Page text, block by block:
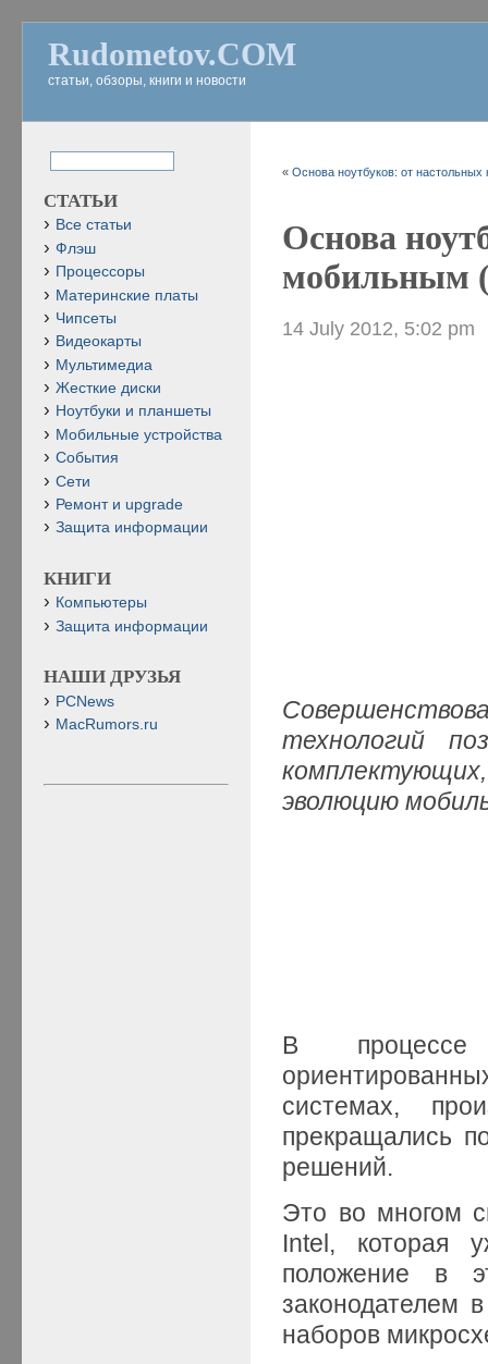
Rudometov.COM
статьи, обзоры, книги и новости
«Основа ноутбуков: от
Основа
мобильным
14 July 2012, 5:02 pm
технологий
эволюцию
В процессе
системах,
прекращались
решений.
Это во многом
Intel, которая
положение в
законодателем
наборов
СТАТЬИ
Все статьи
Флэш
Процессоры
Материнские платы
Чипсеты
Видеокарты
Мультимедиа
Жесткие диски
Ноутбуки и планшеты
Мобильные устройства
События
Сети
Ремонт и upgrade
Защита информации
КНИГИ
Компьютеры
Защита информации
НАШИ ДРУЗЬЯ
PCNews
MacRumors.ru